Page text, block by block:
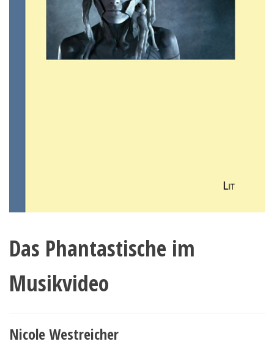
Das Phantastische im
Musikvideo
Nicole Westreicher